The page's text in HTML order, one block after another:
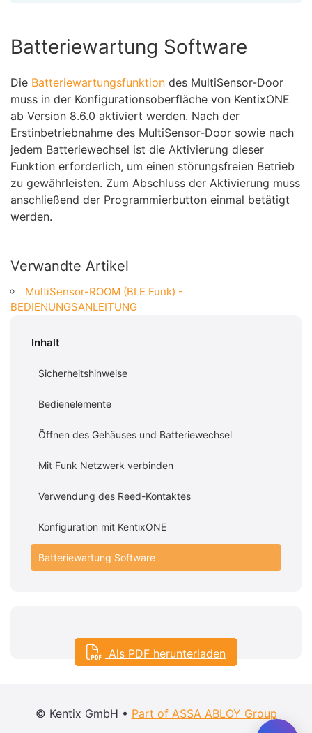
Batteriewartung Software
Die Batteriewartungsfunktion des MultiSensor-Door
muss in der Konfigurationsoberfläche von KentixONE
ab Version 8.6.0 aktiviert werden. Nach der
Erstinbetriebnahme des MultiSensor-Door sowie nach
jedem Batteriewechsel ist die Aktivierung dieser
Funktion erforderlich, um einen störungsfreien Betrieb
zu gewährleisten. Zum Abschluss der Aktivierung muss
anschließend der Programmierbutton einmal betätigt
werden.
Verwandte Artikel
MultiSensor-ROOM (BLE Funk) -
BEDIENUNGSANLEITUNG
Inhalt
Sicherheitshinweise
Bedienelemente
Öffnen des Gehäuses und Batteriewechsel
Mit Funk Netzwerk verbinden
Verwendung des Reed-Kontaktes
Konfiguration mit KentixONE
Batteriewartung Software
Als PDF herunterladen
© Kentix GmbH • Part of ASSA ABLOY Group